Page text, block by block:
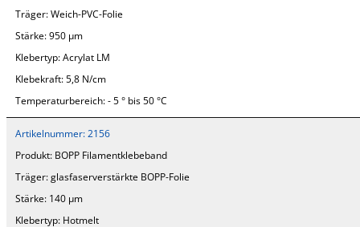
Träger:Weich-PVC-Folie
Stärke:950 µm
Klebertyp:Acrylat LM
Klebekraft:5,8 N/cm
Temperaturbereich:- 5 ° bis 50 °C
Artikelnummer: 2156
Produkt: BOPP Filamentklebeband
Träger:glasfaserverstärkte BOPP-Folie
Stärke: 140 µm
Klebertyp: Hotmelt